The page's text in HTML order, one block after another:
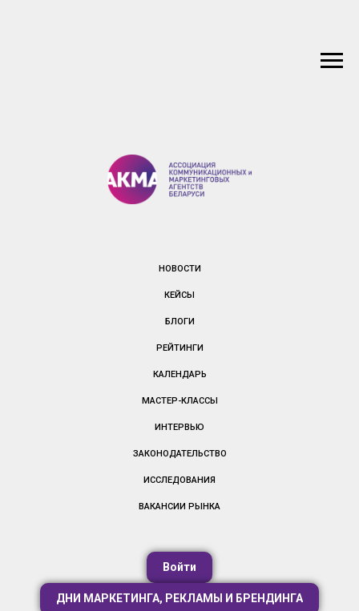
НОВОСТИ
КЕЙСЫ
БЛОГИ
РЕЙТИНГИ
КАЛЕНДАРЬ
МАСТЕР-КЛАССЫ
ИНТЕРВЬЮ
ЗАКОНОДАТЕЛЬСТВО
ИССЛЕДОВАНИЯ
ВАКАНСИИ РЫНКА
Войти
ДНИ МАРКЕТИНГА, РЕКЛАМЫ И БРЕНДИНГА